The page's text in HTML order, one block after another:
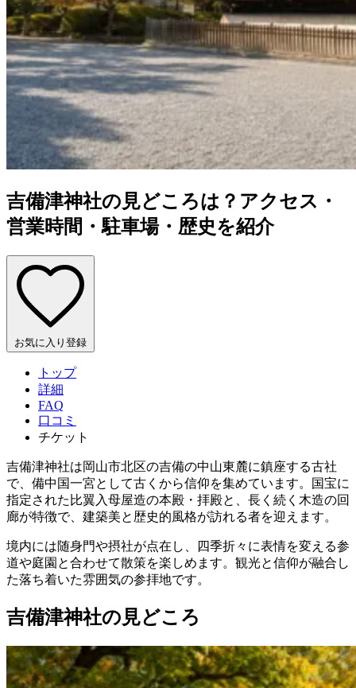
吉備津神社の見どころは？アクセス・
営業時間・駐車場・歴史を紹介
お気に入り登録
トップ
詳細
FAQ
口コミ
チケット
吉備津神社は岡山市北区の吉備の中山東麓に鎮座する古社
で、備中国一宮として古くから信仰を集めています。国宝に
指定された比翼入母屋造の本殿・拝殿と、長く続く木造の回
廊が特徴で、建築美と歴史的風格が訪れる者を迎えます。
境内には随身門や摂社が点在し、四季折々に表情を変える参
道や庭園と合わせて散策を楽しめます。観光と信仰が融合し
た落ち着いた雰囲気の参拝地です。
吉備津神社の見どころ